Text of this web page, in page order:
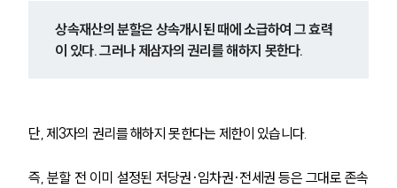
상속재산의 분할은 상속개시된 때에 소급하여 그 효력
이 있다. 그러나 제삼자의 권리를 해하지 못한다.
단, 제3자의 권리를 해하지 못한다는 제한이 있습니다.
즉, 분할 전 이미 설정된 저당권·임차권·전세권 등은 그대로 존속